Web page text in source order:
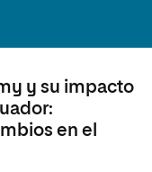
y su impacto
en el